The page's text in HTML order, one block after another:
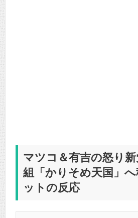
マツコ＆有吉の怒り
組「かりそめ天国」
ットの反応